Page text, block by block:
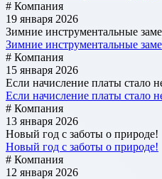
# Компания
19 января 2026
Зимние инструментальные
Зимние инструментальные
# Компания
15 января 2026
Если начисление платы стало
Если начисление платы стало
# Компания
13 января 2026
Новый год с заботы о природе!
Новый год с заботы о природе!
# Компания
12 января 2026